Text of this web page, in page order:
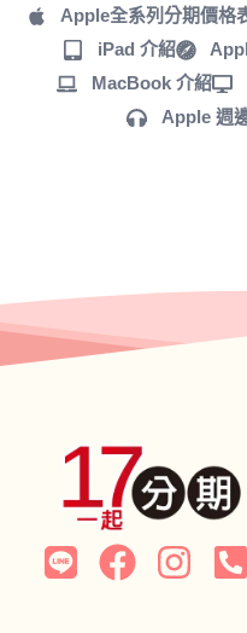
Apple全系列分期價格
iPad 介紹
MacBook 介紹
Apple 週